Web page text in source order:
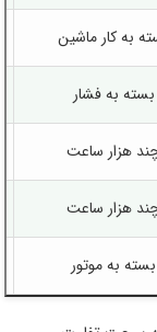
به کار ماشین
بسته به فشار
هزار ساعت
هزار ساعت
بسته به موتور